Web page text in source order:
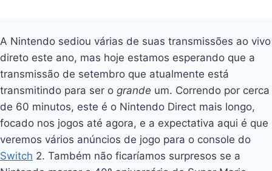
A Nintendo sediou várias de suas transmissões ao vivo
direto este ano, mas hoje estamos esperando que a
transmissão de setembro que atualmente está
transmitindo para ser o grande um. Correndo por cerca
de 60 minutos, este é o Nintendo Direct mais longo,
focado nos jogos até agora, e a expectativa aqui é que
veremos vários anúncios de jogo para o console do
Switch 2. Também não ficaríamos surpresos se a